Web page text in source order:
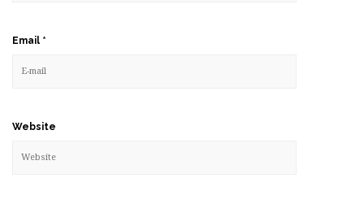
Email *
Website